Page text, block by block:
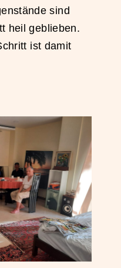
sind
heil geblieben.
ist damit